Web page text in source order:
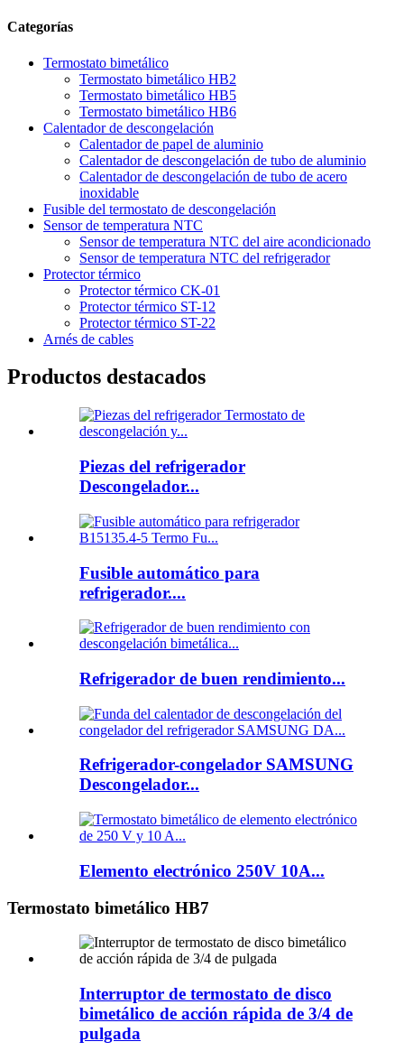
Categorías
Termostato bimetálico
Termostato bimetálico HB2
Termostato bimetálico HB5
Termostato bimetálico HB6
Calentador de descongelación
Calentador de papel de aluminio
Calentador de descongelación de tubo de aluminio
Calentador de descongelación de tubo de acero
inoxidable
Fusible del termostato de descongelación
Sensor de temperatura NTC
Sensor de temperatura NTC del aire acondicionado
Sensor de temperatura NTC del refrigerador
Protector térmico
Protector térmico CK-01
Protector térmico ST-12
Protector térmico ST-22
Arnés de cables
Productos destacados
Piezas del refrigerador
Descongelador...
Fusible automático para
refrigerador....
Refrigerador de buen rendimiento...
Refrigerador-congelador SAMSUNG
Descongelador...
Elemento electrónico 250V 10A...
Termostato bimetálico HB7
Interruptor de termostato de disco
bimetálico de acción rápida de 3/4 de
pulgada